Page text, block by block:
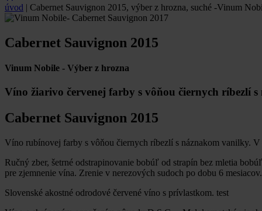
úvod | Cabernet Sauvignon 2015, výber z hrozna, suché -Vinum
Cabernet Sauvignon 2015
Vinum Nobile - Výber z hrozna
Víno žiarivo červenej farby s vôňou čiernych ríbezlí
Cabernet Sauvignon 2015
Víno rubínovej farby s vôňou čiernych ríbezlí s náznakom vanilky.
Ručný zber, šetrné odstrapinovanie bobúľ od strapín bez mletia
pre zjemnenie vína. Zrenie v nerezových sudoch po dobu 6
Slovenské akostné odrodové červené víno s prívlastkom. test